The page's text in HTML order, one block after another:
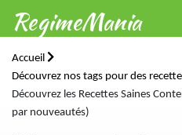
RegimeMania
Accueil
Découvrez nos tags pour des
Découvrez les Recettes Saines
par nouveautés)